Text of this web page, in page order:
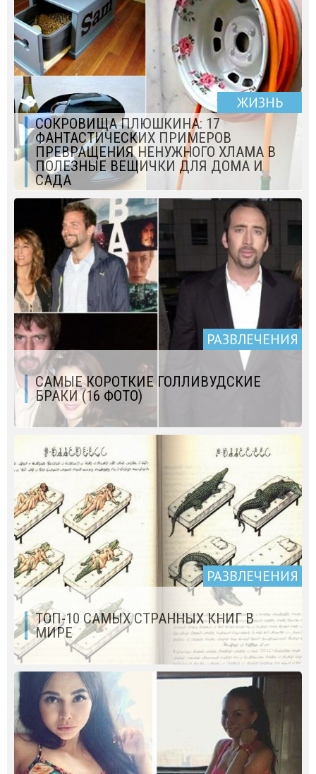
ЖИЗНЬ
СОКРОВИЩА ПЛЮШКИНА: 17
ФАНТАСТИЧЕСКИХ ПРИМЕРОВ
ПРЕВРАЩЕНИЯ НЕНУЖНОГО ХЛАМА В
ПОЛЕЗНЫЕ ВЕЩИЧКИ ДЛЯ ДОМА И
САДА
РАЗВЛЕЧЕНИЯ
САМЫЕ КОРОТКИЕ ГОЛЛИВУДСКИЕ
БРАКИ (16 ФОТО)
РАЗВЛЕЧЕНИЯ
ТОП-10 САМЫХ СТРАННЫХ КНИГ В
МИРЕ